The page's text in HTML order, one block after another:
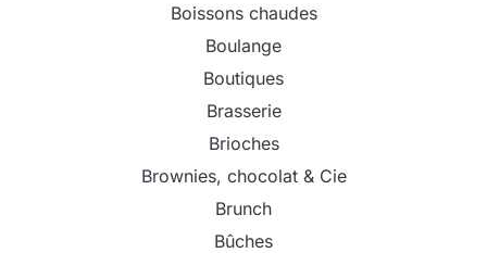
Boissons chaudes
Boulange
Boutiques
Brasserie
Brioches
Brownies, chocolat & Cie
Brunch
Bûches